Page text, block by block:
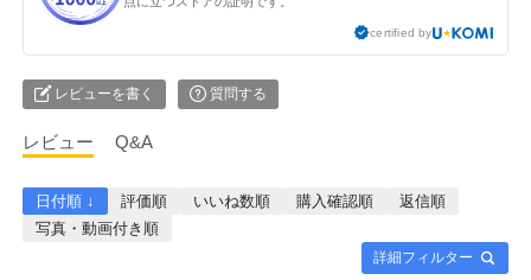
certified by
レビューを書く 質問する
レビュー Q&A
詳細フィルター
日付順 ↓ 評価順 いいね数順 購入確認順
返信順
写真・動画付き順